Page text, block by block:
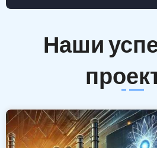
Наши